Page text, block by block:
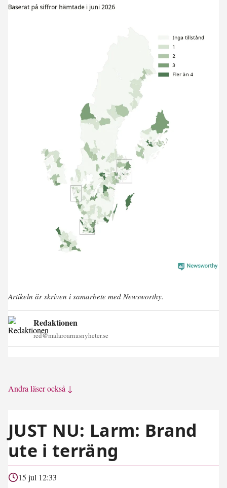
Artikeln är skriven i samarbete med Newsworthy.
Redaktionen
red@malaroarnasnyheter.se
Andra läser också ↓
JUST NU: Larm: Brand
ute i terräng
15 jul 12:33